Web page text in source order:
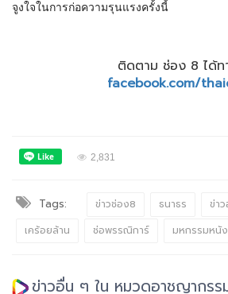
จูงใจในการก่อความรุนแรงครั้งนี้
ติดตาม ช่อง 8 ได้ท
facebook.com/
2,831
Tags: ข่าวช่อง8 ธนาธร
ข่า
เคร้อยล้าน
ช่อพรรณิการ์ มหกรรมหนั
ข่าวอื่น ๆ ใน หมวดอาชญากรร